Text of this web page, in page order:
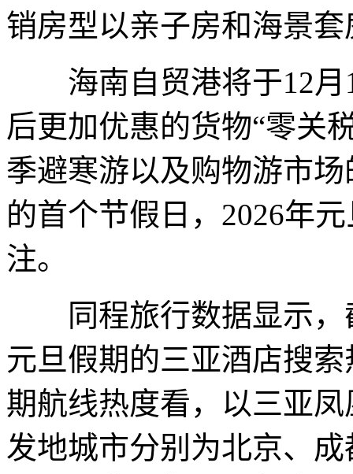
销房型以亲子房和海景
海南自贸港将于12月
后更加优惠的货物“零关
季避寒游以及购物游市
的首个节假日，2026年
注。
同程旅行数据显示，
元旦假期的三亚酒店搜
期航线热度看，以三亚
发地城市分别为北京、